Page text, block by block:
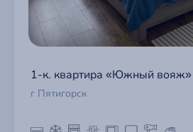
1-к. квартира «Южный вояж»
г Пятигорск